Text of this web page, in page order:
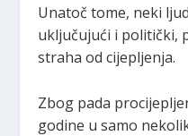
Unatoč tome, neki
uključujući i politički,
straha od cijepljenja.
Zbog pada
godine u samo